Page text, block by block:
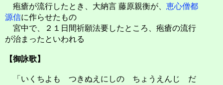
疱瘡が流行したとき、大納言 藤原親衡が、 恵心僧都
源信に作らせたもの
宮中で、２１日間祈願法要したところ、疱瘡の流行
が治まったといわれる
【御詠歌】
「いくちよも つきぬえにしの ちょうえんじ だ